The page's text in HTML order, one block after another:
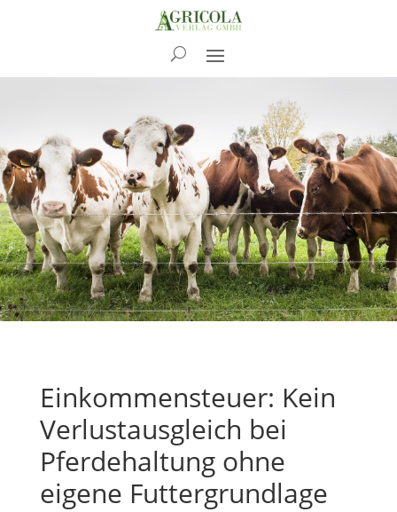
News
Einkommensteuer: Kein
Verlustausgleich bei
Pferdehaltung ohne
eigene Futtergrundlage